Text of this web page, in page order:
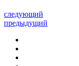
следующий
предыдущий